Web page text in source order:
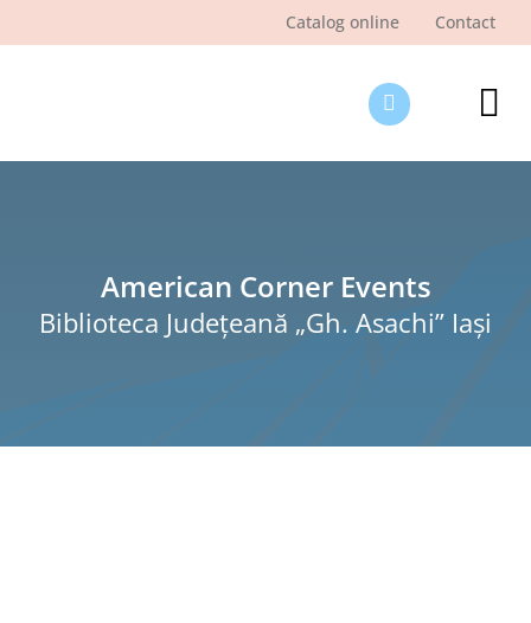
Catalog online Contact
American Corner Events
Biblioteca Judeţeană „Gh. Asachi” Iaşi